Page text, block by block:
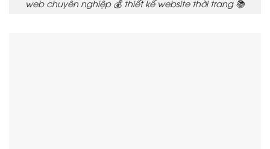
web chuyên nghiệp 💰 thiết kế website thời trang 📚